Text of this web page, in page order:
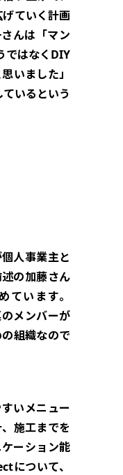
ていく計画
んは「マン
ではなくDIY
いました」
いるという
人事業主と
の加藤さん
います。
メンバーが
組織なので
いメニュー
施工までを
ーション能
について、